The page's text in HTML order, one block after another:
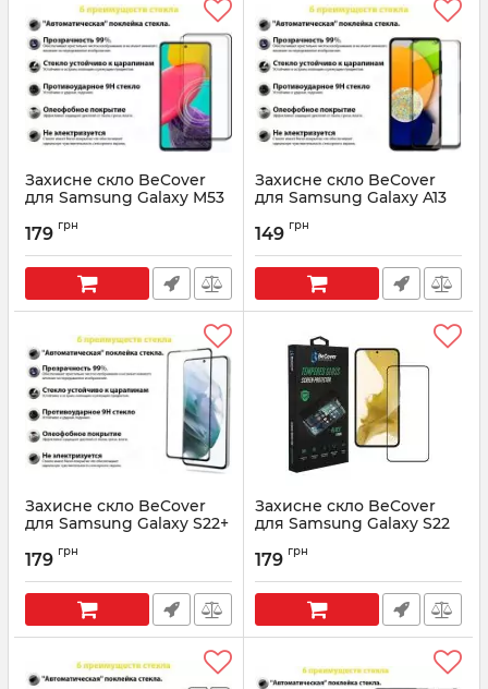
Захисне скло BeCover
для Samsung Galaxy M53
Артикул:
179 грн
Захисне скло BeCover
для Samsung Galaxy A13
Артикул:
149 грн
Захисне скло BeCover
для Samsung Galaxy S22+
Артикул:
179 грн
Захисне скло BeCover
для Samsung Galaxy S22
Артикул:
179 грн